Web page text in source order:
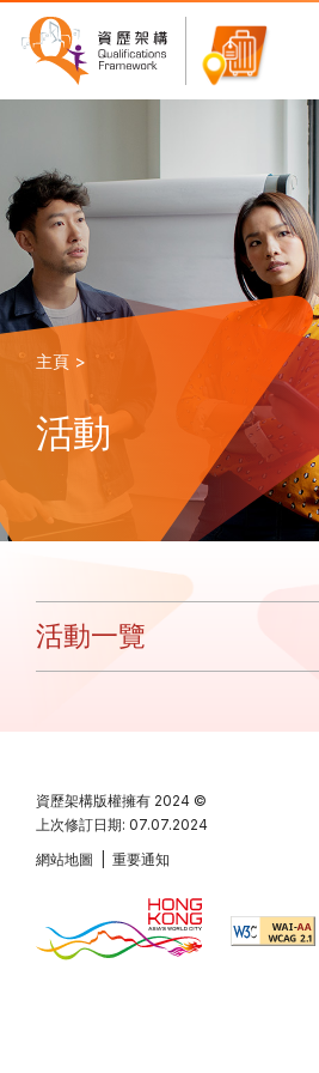
主頁 >
活動
活動一覽
資歷架構版權擁有 2024 ©
上次修訂日期: 07.07.2024
網站地圖
重要通知